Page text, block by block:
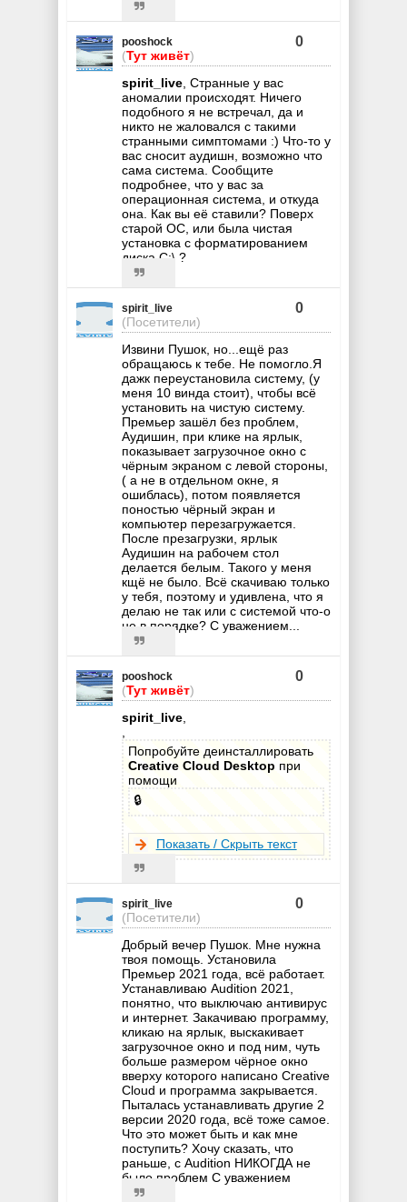
pooshock
(Тут живёт)
0
spirit_live, Странные у вас
аномалии происходят. Ничего
подобного я не встречал, да и
никто не жаловался с такими
странными симптомами :) Что-то у
вас сносит аудишн, возможно что
сама система. Сообщите
подробнее, что у вас за
операционная система, и откуда
она. Как вы её ставили? Поверх
старой ОС, или была чистая
установка с форматированием
диска C:\ ?
spirit_live
(Посетители)
0
Извини Пушок, но...ещё раз
обращаюсь к тебе. Не помогло.Я
дажк переустановила систему, (у
меня 10 винда стоит), чтобы всё
установить на чистую систему.
Премьер зашёл без проблем,
Аудишин, при клике на ярлык,
показывает загрузочное окно с
чёрным экраном с левой стороны,
( а не в отдельном окне, я
ошиблась), потом появляется
поностью чёрный экран и
компьютер перезагружается.
После презагрузки, ярлык
Аудишин на рабочем стол
делается белым. Такого у меня
кщё не было. Всё скачиваю только
у тебя, поэтому и удивлена, что я
делаю не так или с системой что-о
не в порядке? С уважением...
pooshock
(Тут живёт)
0
spirit_live,
,
Попробуйте деинсталлировать
Creative Cloud Desktop при
помощи
🔒
Показать / Скрыть текст
spirit_live
(Посетители)
0
Добрый вечер Пушок. Мне нужна
твоя помощь. Установила
Премьер 2021 года, всё работает.
Устанавливаю Audition 2021,
понятно, что выключаю антивирус
и интернет. Закачиваю программу,
кликаю на ярлык, выскакивает
загрузочное окно и под ним, чуть
больше размером чёрное окно
вверху которого написано Creative
Cloud и программа закрывается.
Пыталась устанавливать другие 2
версии 2020 года, всё тоже самое.
Что это может быть и как мне
поступить? Хочу сказать, что
раньше, с Audition НИКОГДА не
было проблем С уважением